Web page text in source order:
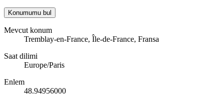
Konumumu bul
Mevcut konum
Tremblay-en-France, Île-de-France, Fransa
Saat dilimi
Europe/Paris
Enlem
48.94956000